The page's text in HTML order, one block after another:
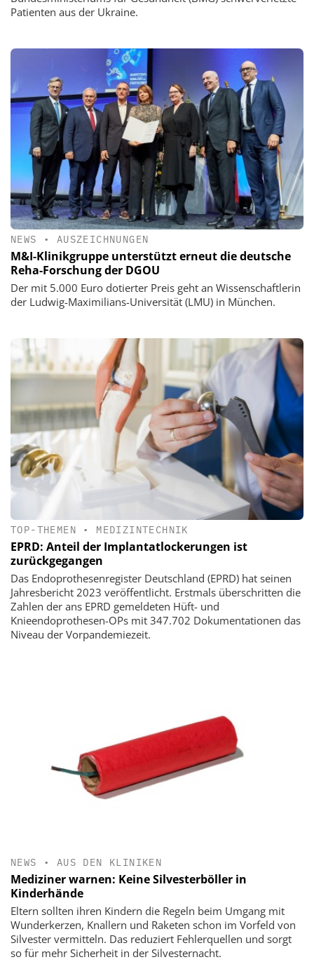
Patienten aus der Ukraine.
NEWS • AUSZEICHNUNGEN
M&I-Klinikgruppe unterstützt erneut die deutsche
Reha-Forschung der DGOU
Der mit 5.000 Euro dotierter Preis geht an Wissenschaftlerin
der Ludwig-Maximilians-Universität (LMU) in München.
TOP-THEMEN • MEDIZINTECHNIK
EPRD: Anteil der Implantatlockerungen ist
zurückgegangen
Das Endoprothesenregister Deutschland (EPRD) hat seinen
Jahresbericht 2023 veröffentlicht. Erstmals überschritten die
Zahlen der ans EPRD gemeldeten Hüft- und
Knieendoprothesen-OPs mit 347.702 Dokumentationen das
Niveau der Vorpandemiezeit.
NEWS • AUS DEN KLINIKEN
Mediziner warnen: Keine Silvesterböller in
Kinderhände
Eltern sollten ihren Kindern die Regeln beim Umgang mit
Wunderkerzen, Knallern und Raketen schon im Vorfeld von
Silvester vermitteln. Das reduziert Fehlerquellen und sorgt
so für mehr Sicherheit in der Silvesternacht.